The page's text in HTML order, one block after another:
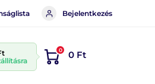
Bejelentkezés
0 0 Ft